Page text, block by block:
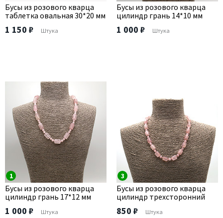
Бусы из розового кварца
таблетка овальная 30*20 мм
1 150 ₽ Штука
Бусы из розового кварца
цилиндр грань 14*10 мм
1 000 ₽ Штука
1
Бусы из розового кварца
цилиндр грань 17*12 мм
1 000 ₽ Штука
3
Бусы из розового кварца
цилиндр трехсторонний
850 ₽ Штука